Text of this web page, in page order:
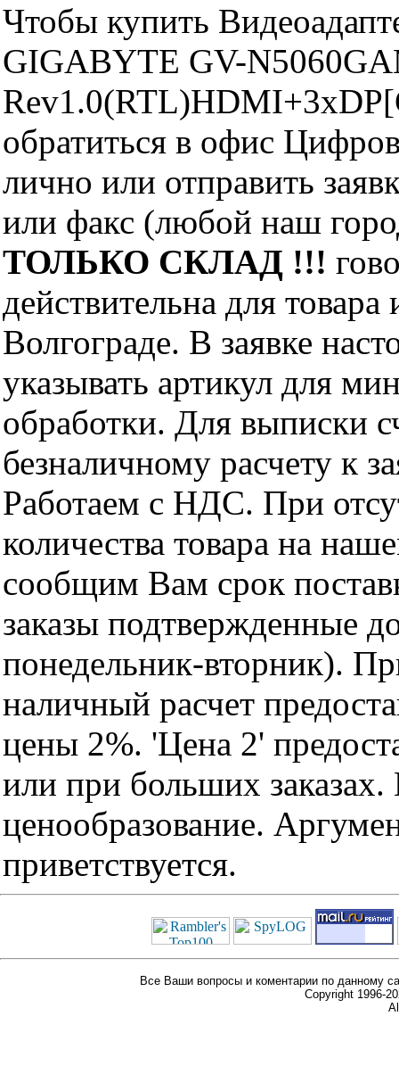
Чтобы купить
GIGABYTE GV-
обратиться в офис
лично или отправить
или факс (любой наш
ТОЛЬКО СКЛАД !!!
действительна для
Волгограде. В заявке
указывать артикул для
обработки. Для выписки
безналичному расчету к
Работаем с НДС. При
количества товара на
сообщим Вам срок
заказы подтвержденные
понедельник-вторник).
наличный расчет
цены 2%. 'Цена 2'
или при больших
ценообразование.
приветствуется.
Все Ваши вопросы и коментарии по данному
Copyright 1996-